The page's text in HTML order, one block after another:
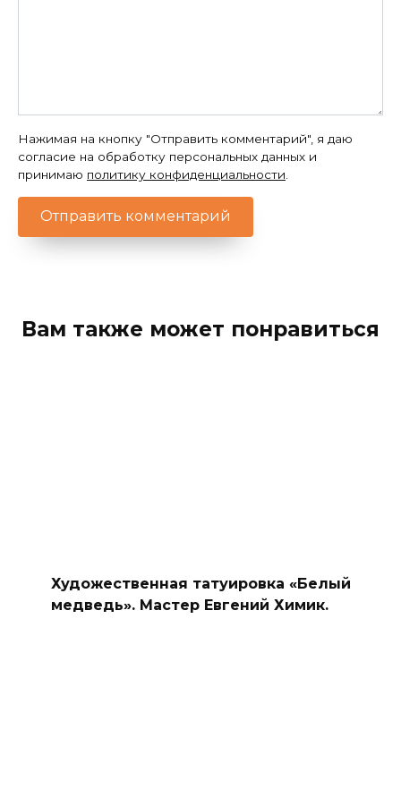
Нажимая на кнопку "Отправить комментарий", я даю
согласие на обработку персональных данных и
принимаю политику конфиденциальности
Вам также может понравиться
Художественная татуировка «Белый
медведь». Мастер Евгений Химик.